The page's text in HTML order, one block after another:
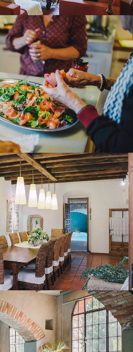
À MANGER
CHAUFFÉE